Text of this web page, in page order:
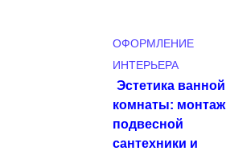
ОФОРМЛЕНИЕ
ИНТЕРЬЕРА
Эстетика ванной
комнаты: монтаж
подвесной
сантехники и